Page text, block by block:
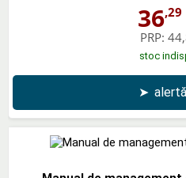
36,29
PRP:
stoc
➤